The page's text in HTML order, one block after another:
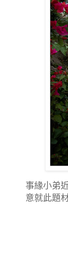
事緣小弟
意就此題